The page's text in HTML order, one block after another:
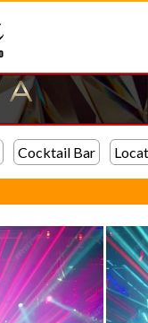
Cocktail Bar